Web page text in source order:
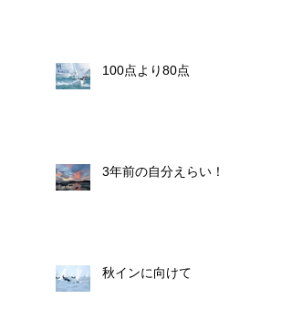
100点より80点
3年前の自分えらい！
秋インに向けて